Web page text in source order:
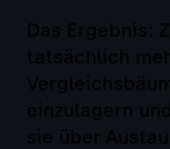
Das Ergebnis:
tatsächlich
einzulagern
sie über